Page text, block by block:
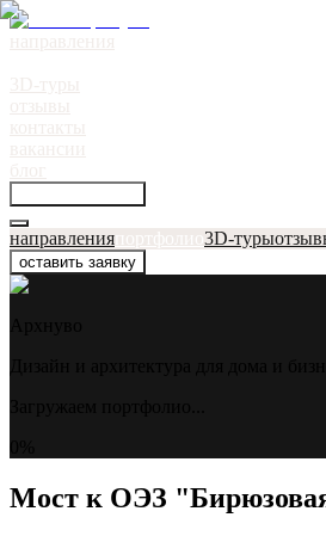
направления 3D-туры
оставить заявку
Мост к ОЭЗ